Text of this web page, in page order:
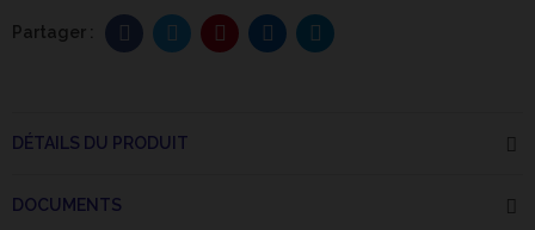
DÉTAILS DU PRODUIT
DOCUMENTS